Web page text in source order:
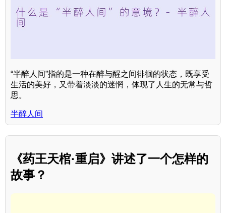
“半醉人间”指的是一种在醉与醒之间徘徊的状态，既享受
生活的美好，又带着淡淡的迷惘，体现了人生的无常与哲
思。
半醉人间
《药王天棺·重启》讲述了一个怎样的
故事？